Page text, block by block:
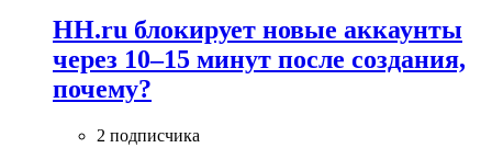
HH.ru блокирует новые аккаунты
через 10–15 минут после создания,
почему?
2 подписчика